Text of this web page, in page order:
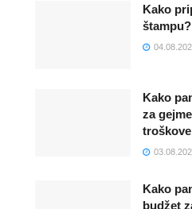
Kako
štampu?
Kako
za
Kako
budžet